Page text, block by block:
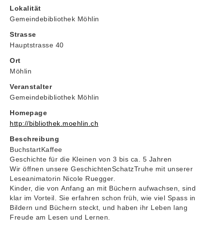
Lokalität
Gemeindebibliothek Möhlin
Strasse
Hauptstrasse 40
Ort
Möhlin
Veranstalter
Gemeindebibliothek Möhlin
Homepage
http://bibliothek.moehlin.ch
Beschreibung
BuchstartKaffee
Geschichte für die Kleinen von 3 bis ca. 5 Jahren
Wir öffnen unsere GeschichtenSchatzTruhe mit unserer
Leseanimatorin Nicole Ruegger.
Kinder, die von Anfang an mit Büchern aufwachsen, sind
klar im Vorteil. Sie erfahren schon früh, wie viel Spass in
Bildern und Büchern steckt, und haben ihr Leben lang
Freude am Lesen und Lernen.